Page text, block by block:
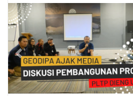
Previous